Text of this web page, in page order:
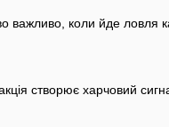
важливо, коли йде ловля
створює харчовий